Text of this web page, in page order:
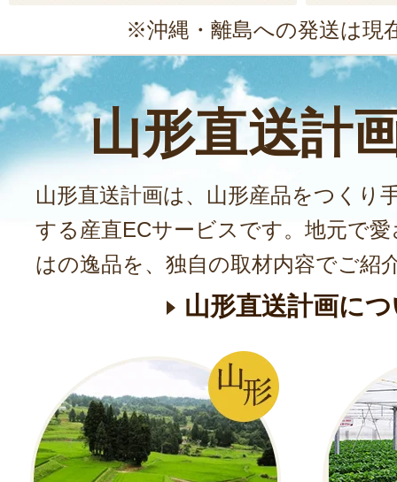
※沖縄・離島への発送は現
山形直送計
山形直送計画は、山形産品をつくり
する産直ECサービスです。地元で
はの逸品を、独自の取材内容でご紹
山形直送計画に